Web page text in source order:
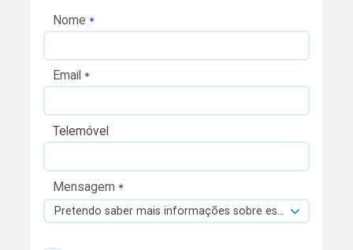
Nome
Email
Telemóvel
Mensagem
Pretendo saber mais informações sobre esta viatura.